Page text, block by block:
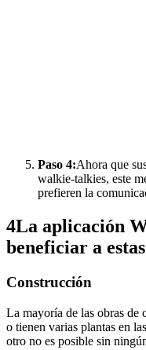
Paso 4:Ahora que
walkie-talkies, este
prefieren la
4La aplicación
beneficiar a
Construcción
La mayoría de las obras de
o tienen varias plantas en
otro no es posible sin